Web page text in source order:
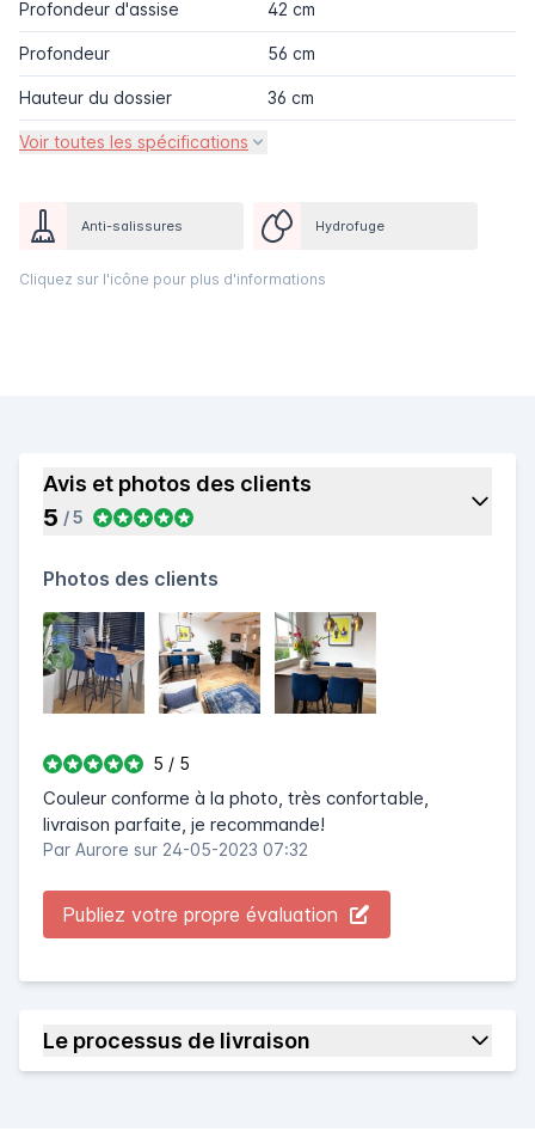
Profondeur d'assise 42 cm
Profondeur 56 cm
Hauteur du dossier 36 cm
Voir toutes les spécifications
Anti-salissures Hydrofuge
Cliquez sur l'icône pour plus d'informations
Avis et photos des clients
5 / 5
Photos des clients
5 / 5
Couleur conforme à la photo, très confortable,
livraison parfaite, je recommande!
Par Aurore sur 24-05-2023 07:32
Publiez votre propre évaluation
Le processus de livraison